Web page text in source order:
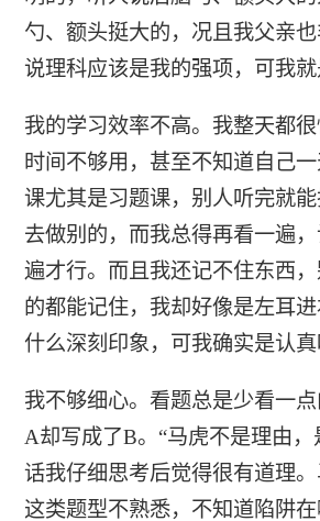
勺、额头挺大的，况且我父亲
说理科应该是我的强项，可我就
我的学习效率不高。我整天都
时间不够用，甚至不知道自己
课尤其是习题课，别人听完就
去做别的，而我总得再看一遍
遍才行。而且我还记不住东西
的都能记住，我却好像是左耳
什么深刻印象，可我确实是认真
我不够细心。看题总是少看一
A却写成了B。“马虎不是理由，
话我仔细思考后觉得很有道理
这类题型不熟悉，不知道陷阱